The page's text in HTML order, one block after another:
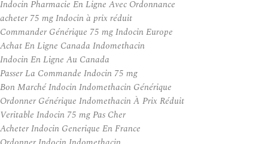
Indocin Pharmacie En Ligne Avec Ordonnance
acheter 75 mg Indocin à prix réduit
Commander Générique 75 mg Indocin Europe
Achat En Ligne Canada Indomethacin
Indocin En Ligne Au Canada
Passer La Commande Indocin 75 mg
Bon Marché Indocin Indomethacin Générique
Ordonner Générique Indomethacin À Prix Réduit
Veritable Indocin 75 mg Pas Cher
Acheter Indocin Generique En France